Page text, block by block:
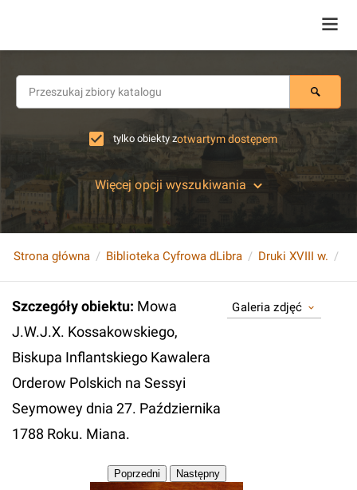
tylko obiekty zotwartym dostępem
Więcej opcji wyszukiwania
Strona główna Biblioteka Cyfrowa dLibra Druki XVIII w.
Szczegóły obiektu: Mowa
J.W.J.X. Kossakowskiego,
Biskupa Inflantskiego Kawalera
Orderow Polskich na Sessyi
Seymowey dnia 27. Października
1788 Roku. Miana.
Galeria zdjęć